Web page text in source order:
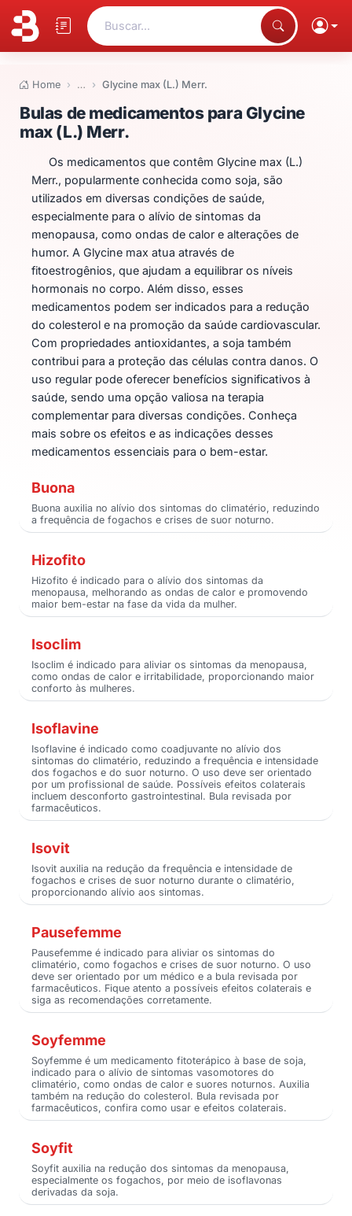
Buscar...
Home … Glycine max (L.) Merr.
Bulas de medicamentos para
Bulas de medicamentos para Glycine
max (L.) Merr.
Os medicamentos que contêm Glycine max (L.)
Merr., popularmente conhecida como soja, são
utilizados em diversas condições de saúde,
especialmente para o alívio de sintomas da
menopausa, como ondas de calor e alterações de
humor. A Glycine max atua através de
fitoestrogênios, que ajudam a equilibrar os níveis
hormonais no corpo. Além disso, esses
medicamentos podem ser indicados para a redução
do colesterol e na promoção da saúde cardiovascular.
Com propriedades antioxidantes, a soja também
contribui para a proteção das células contra danos. O
uso regular pode oferecer benefícios significativos à
saúde, sendo uma opção valiosa na terapia
complementar para diversas condições. Conheça
mais sobre os efeitos e as indicações desses
medicamentos essenciais para o bem-estar.
Buona
Buona auxilia no alívio dos sintomas do climatério, reduzindo
a frequência de fogachos e crises de suor noturno.
Hizofito
Hizofito é indicado para o alívio dos sintomas da
menopausa, melhorando as ondas de calor e promovendo
maior bem-estar na fase da vida da mulher.
Isoclim
Isoclim é indicado para aliviar os sintomas da menopausa,
como ondas de calor e irritabilidade, proporcionando maior
conforto às mulheres.
Isoflavine
Isoflavine é indicado como coadjuvante no alívio dos
sintomas do climatério, reduzindo a frequência e intensidade
dos fogachos e do suor noturno. O uso deve ser orientado
por um profissional de saúde. Possíveis efeitos colaterais
incluem desconforto gastrointestinal. Bula revisada por
farmacêuticos.
Isovit
Isovit auxilia na redução da frequência e intensidade de
fogachos e crises de suor noturno durante o climatério,
proporcionando alívio aos sintomas.
Pausefemme
Pausefemme é indicado para aliviar os sintomas do
climatério, como fogachos e crises de suor noturno. O uso
deve ser orientado por um médico e a bula revisada por
farmacêuticos. Fique atento a possíveis efeitos colaterais e
siga as recomendações corretamente.
Soyfemme
Soyfemme é um medicamento fitoterápico à base de soja,
indicado para o alívio de sintomas vasomotores do
climatério, como ondas de calor e suores noturnos. Auxilia
também na redução do colesterol. Bula revisada por
farmacêuticos, confira como usar e efeitos colaterais.
Soyfit
Soyfit auxilia na redução dos sintomas da menopausa,
especialmente os fogachos, por meio de isoflavonas
derivadas da soja.